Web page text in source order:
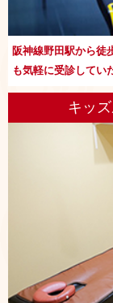
阪神線野田駅から徒
も気軽に受診してい
キッ